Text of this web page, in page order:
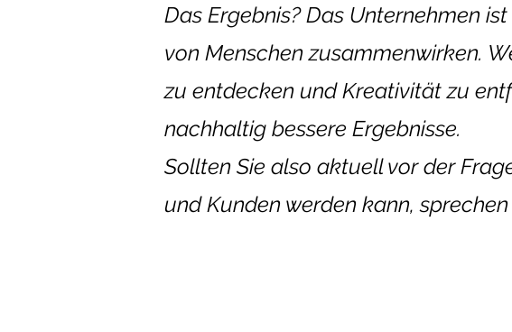
Das Ergebnis? Das Unternehmen
von Menschen zusammenwirken.
zu entdecken und Kreativität zu
nachhaltig bessere Ergebnisse.
Sollten Sie also aktuell vor der
und Kunden werden kann,